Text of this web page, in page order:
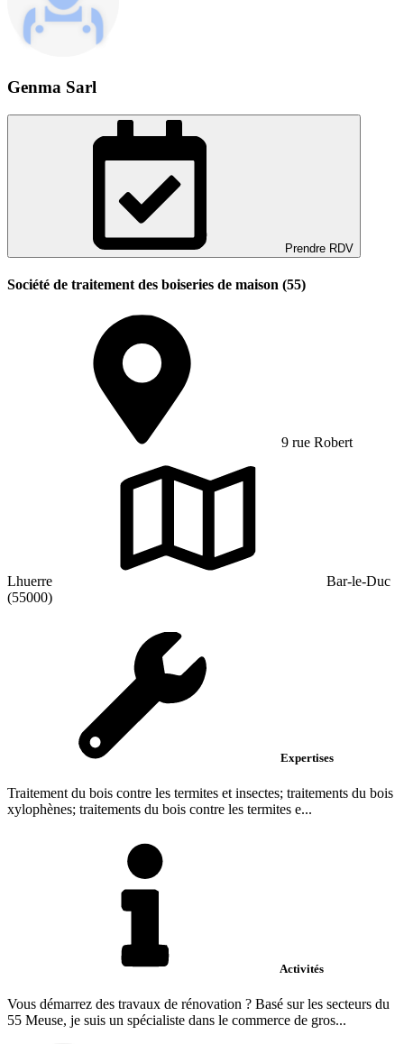
Genma Sarl
Prendre RDV
Société de traitement des boiseries de maison (55)
9 rue Robert
Lhuerre
Bar-le-Duc
(55000)
Expertises
Traitement du bois contre les termites et insectes; traitements du bois
xylophènes; traitements du bois contre les termites e...
Activités
Vous démarrez des travaux de rénovation ? Basé sur les secteurs du
55 Meuse, je suis un spécialiste dans le commerce de gros...